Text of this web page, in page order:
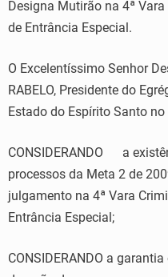
Designa Mutirão na 4ª
de Entrância Especial.
O Excelentíssimo Senhor
RABELO, Presidente do
Estado do Espírito Santo
CONSIDERANDO a
processos da Meta 2 de
julgamento na 4ª Vara
Entrância Especial;
CONSIDERANDO a